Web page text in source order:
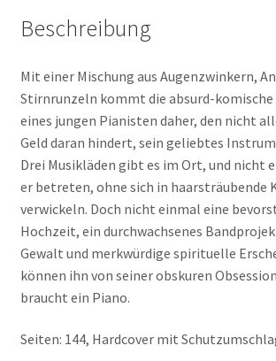
Beschreibung
Mit einer Mischung aus Augenzwinkern,
Stirnrunzeln kommt die absurd-komische
eines jungen Pianisten daher, den nicht
Geld daran hindert, sein geliebtes
Drei Musikläden gibt es im Ort, und nicht
er betreten, ohne sich in haarsträubende
verwickeln. Doch nicht einmal eine
Hochzeit, ein durchwachsenes
Gewalt und merkwürdige spirituelle
können ihn von seiner obskuren
braucht ein Piano.
Seiten: 144, Hardcover mit